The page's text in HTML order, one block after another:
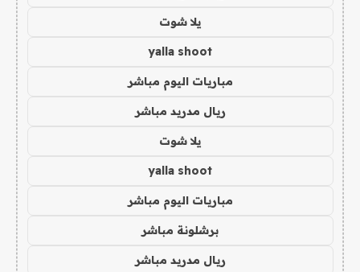
يلا شوت
yalla shoot
مباريات اليوم مباشر
ريال مدريد مباشر
يلا شوت
yalla shoot
مباريات اليوم مباشر
برشلونة مباشر
ريال مدريد مباشر